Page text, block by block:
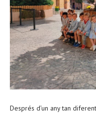
Després d’un any tan